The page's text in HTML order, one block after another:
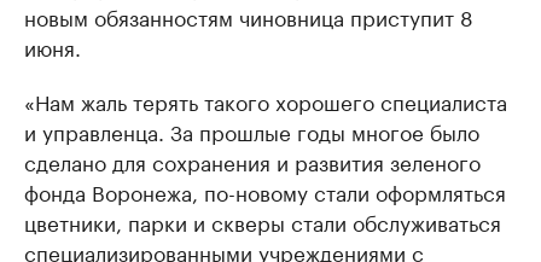
новым обязанностям чиновница приступит 8
июня.
«Нам жаль терять такого хорошего специалиста
и управленца. За прошлые годы многое было
сделано для сохранения и развития зеленого
фонда Воронежа, по-новому стали оформляться
цветники, парки и скверы стали обслуживаться
специализированными учреждениями с